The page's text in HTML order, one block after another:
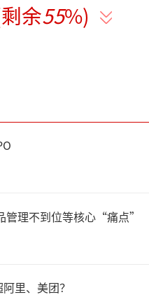
架构的最
地区。
及大洋洲
达能方面
中国的业
能全球第
余55%)
管理不到位等核心“痛点”
里、美团？